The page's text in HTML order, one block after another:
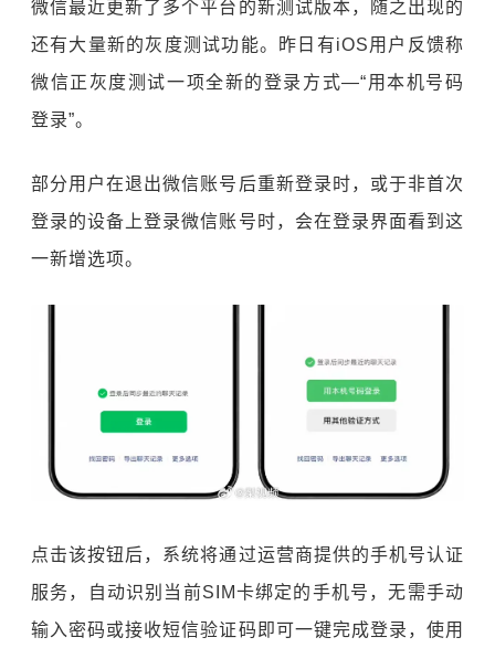
微信最近更新了多个平台的新测试版本，随之出现的
还有大量新的灰度测试功能。昨日有iOS用户反馈称
微信正灰度测试一项全新的登录方式—“用本机号码
登录”。
部分用户在退出微信账号后重新登录时，或于非首次
登录的设备上登录微信账号时，会在登录界面看到这
一新增选项。
点击该按钮后，系统将通过运营商提供的手机号认证
服务，自动识别当前SIM卡绑定的手机号，无需手动
输入密码或接收短信验证码即可一键完成登录，使用